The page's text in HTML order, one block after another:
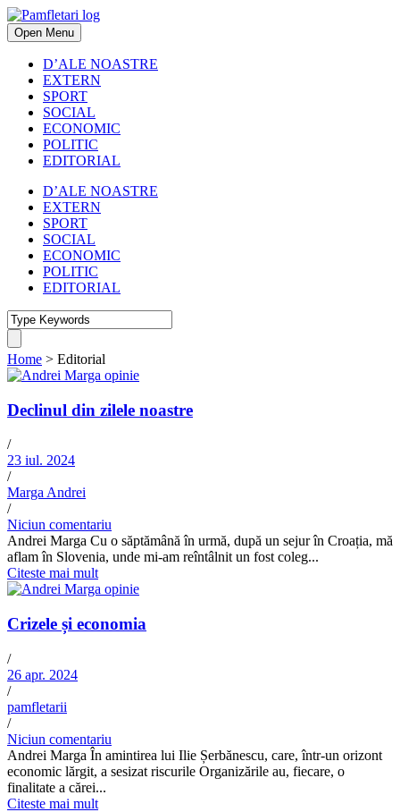
Open Menu
D’ALE NOASTRE
EXTERN
SPORT
SOCIAL
ECONOMIC
POLITIC
EDITORIAL
D’ALE NOASTRE
EXTERN
SPORT
SOCIAL
ECONOMIC
POLITIC
EDITORIAL
Home > Editorial
Declinul din zilele noastre
/
23 iul. 2024
/
Marga Andrei
/
Niciun comentariu
Andrei Marga Cu o săptămână în urmă, după un sejur în Croația, mă
aflam în Slovenia, unde mi-am reîntâlnit un fost coleg...
Citeste mai mult
Crizele și economia
/
26 apr. 2024
/
pamfletarii
/
Niciun comentariu
Andrei Marga În amintirea lui Ilie Șerbănescu, care, într-un orizont
economic lărgit, a sesizat riscurile Organizările au, fiecare, o
finalitate a cărei...
Citeste mai mult